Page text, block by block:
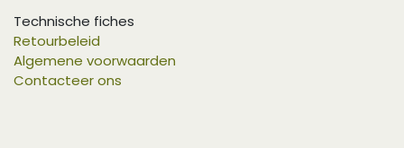
Technische fiches
Retourbeleid
Algemene voorwaarden
Contacteer ons